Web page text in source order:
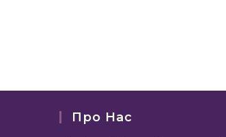
Про Нас